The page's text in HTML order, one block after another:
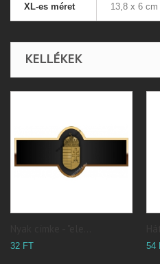
XL-es méret 13,8 x 6 cm
KELLÉKEK
32 FT 54